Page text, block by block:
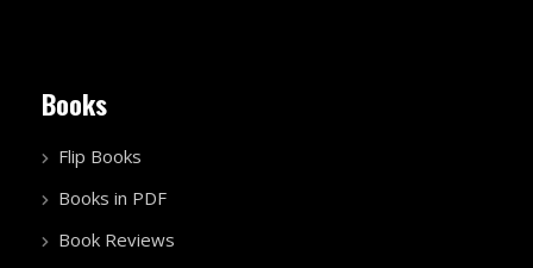
Books
Flip Books
Books in PDF
Book Reviews